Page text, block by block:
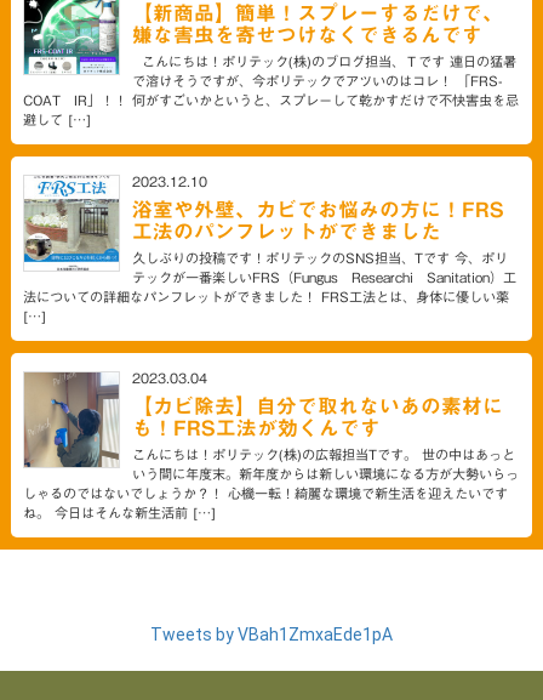
【新商品】簡単！スプレーするだけで、
嫌な害虫を寄せつけなくできるんです
こんにちは！ポリテック(株)のブログ担当、Ｔです 連日の猛暑
で溶けそうですが、今ポリテックでアツいのはコレ！ 「FRS-
COAT IR」！！ 何がすごいかというと、スプレーして乾かすだけで不快害虫を忌
避して […]
2023.12.10
浴室や外壁、カビでお悩みの方に！FRS
工法のパンフレットができました
久しぶりの投稿です！ポリテックのSNS担当、Tです 今、ポリ
テックが一番楽しいFRS（Fungus Researchi Sanitation）工
法についての詳細なパンフレットができました！ FRS工法とは、身体に優しい薬
[…]
2023.03.04
【カビ除去】自分で取れないあの素材に
も！FRS工法が効くんです
こんにちは！ポリテック(株)の広報担当Tです。 世の中はあっと
いう間に年度末。新年度からは新しい環境になる方が大勢いらっ
しゃるのではないでしょうか？！ 心機一転！綺麗な環境で新生活を迎えたいです
ね。 今日はそんな新生活前 […]
Tweets by VBah1ZmxaEde1pA